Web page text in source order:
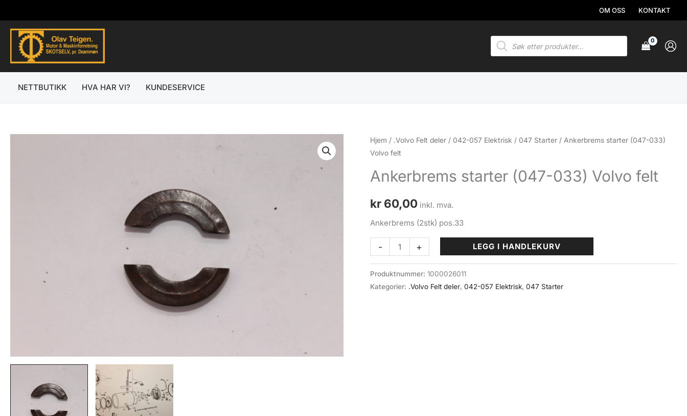
rett
innholdet
OM OSS KONTAKT
Products
search
NETTBUTIKK HVA HAR VI? KUNDESERVICE
Hjem / .Volvo Felt deler / 042-057 Elektrisk / 047 Starter / Ankerbrems starter (047-033)
Volvo felt
Ankerbrems starter (047-033) Volvo felt
kr 60,00 inkl. mva.
Ankerbrems (2stk) pos.33
-
Ankerbrems
starter
(047-
033)
+ LEGG I HANDLEKURV
Produktnummer:1000026011
Kategorier: .Volvo Felt deler,042-057 Elektrisk,047 Starter